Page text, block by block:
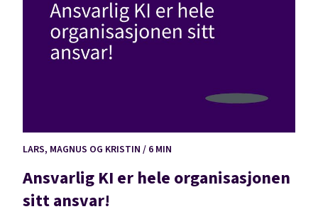
LARS, MAGNUS OG KRISTIN / 6 MIN
Ansvarlig KI er hele organisasjonen
sitt ansvar!